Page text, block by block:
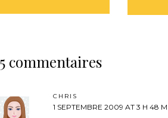
5 commentaires
CHRIS
1 SEPTEMBRE 2009 AT 3 H 48